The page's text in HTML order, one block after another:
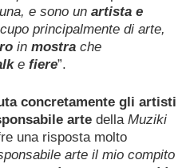
e sono un artista e
principalmente di arte,
in mostra che
e fiere”.
concretamente gli artisti
arte della Muziki
una risposta molto
arte il mio compito